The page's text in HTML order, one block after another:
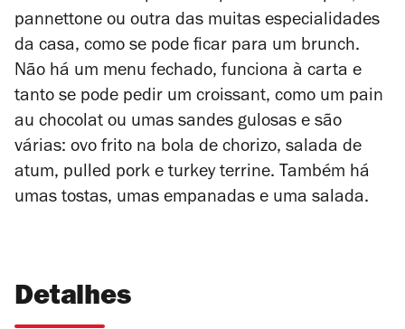
pannettone ou outra das muitas especialidades
da casa, como se pode ficar para um brunch.
Não há um menu fechado, funciona à carta e
tanto se pode pedir um croissant, como um pain
au chocolat ou umas sandes gulosas e são
várias: ovo frito na bola de chorizo, salada de
atum, pulled pork e turkey terrine. Também há
umas tostas, umas empanadas e uma salada.
Detalhes